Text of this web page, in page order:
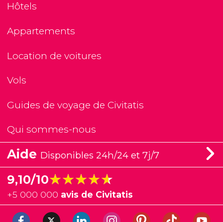
Hôtels
Appartements
Location de voitures
Vols
Guides de voyage de Civitatis
Qui sommes-nous
Aide Disponibles 24h/24 et 7j/7
9,10/10★★★★★
★★★★★
+5 000 000 avis de Civitatis